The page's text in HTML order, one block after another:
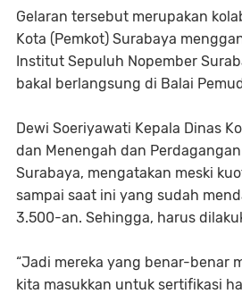
Gelaran tersebut merupakan
Kota (Pemkot) Surabaya
Institut Sepuluh Nopember
bakal berlangsung di Balai
Dewi Soeriyawati Kepala Dinas
dan Menengah dan
Surabaya, mengatakan meski
sampai saat ini yang sudah
3.500-an. Sehingga, harus
“Jadi mereka yang benar-benar
kita masukkan untuk sertifikasi